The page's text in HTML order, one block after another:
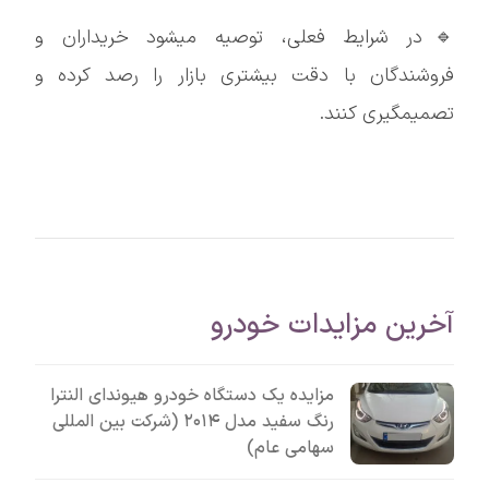
🔹در شرایط فعلی، توصیه میشود خریداران و
فروشندگان با دقت بیشتری بازار را رصد کرده و
تصمیمگیری کنند.
آخرین مزایدات خودرو
مزایده یک دستگاه خودرو هیوندای النترا
رنگ سفید مدل ۲۰۱۴ (شرکت بین المللی
سهامی عام)